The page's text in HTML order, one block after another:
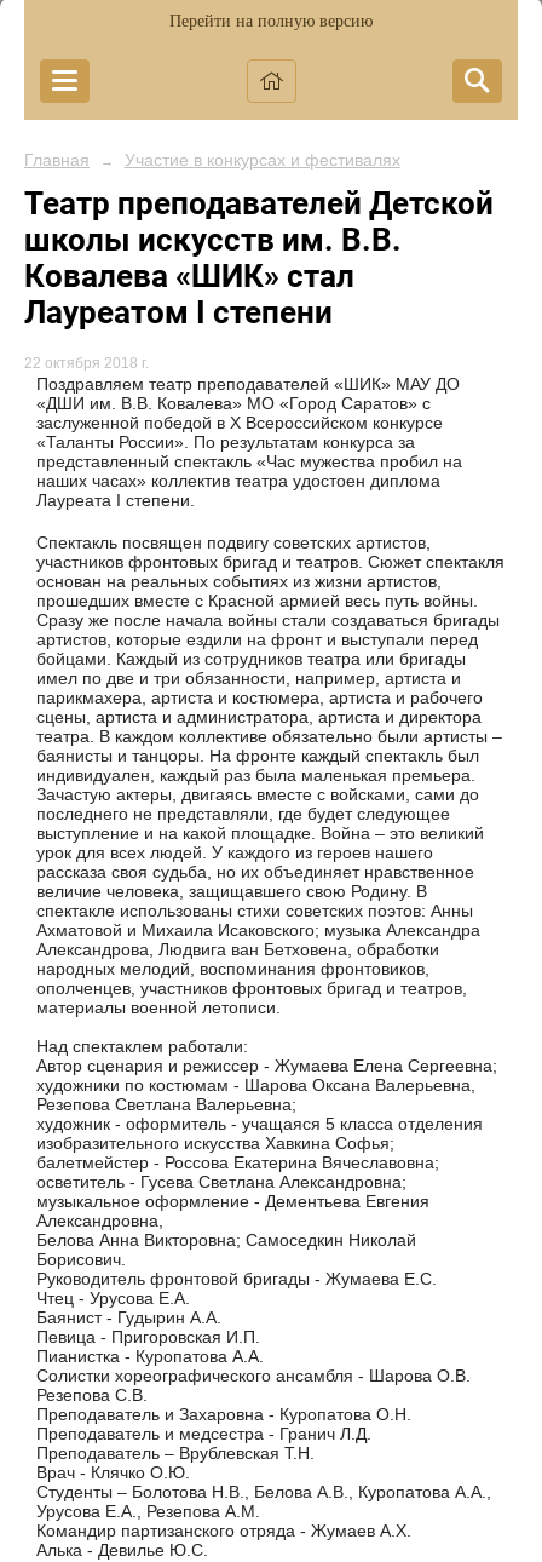
Перейти на полную версию
Главная → Участие в конкурсах и фестивалях
Театр преподавателей Детской
школы искусств им. В.В.
Ковалева «ШИК» стал
Лауреатом I степени
22 октября 2018 г.
Поздравляем театр преподавателей «ШИК» МАУ ДО
«ДШИ им. В.В. Ковалева» МО «Город Саратов» с
заслуженной победой в X Всероссийском конкурсе
«Таланты России». По результатам конкурса за
представленный спектакль «Час мужества пробил на
наших часах» коллектив театра удостоен диплома
Лауреата I степени.
Спектакль посвящен подвигу советских артистов,
участников фронтовых бригад и театров. Сюжет спектакля
основан на реальных событиях из жизни артистов,
прошедших вместе с Красной армией весь путь войны.
Сразу же после начала войны стали создаваться бригады
артистов, которые ездили на фронт и выступали перед
бойцами. Каждый из сотрудников театра или бригады
имел по две и три обязанности, например, артиста и
парикмахера, артиста и костюмера, артиста и рабочего
сцены, артиста и администратора, артиста и директора
театра. В каждом коллективе обязательно были артисты –
баянисты и танцоры. На фронте каждый спектакль был
индивидуален, каждый раз была маленькая премьера.
Зачастую актеры, двигаясь вместе с войсками, сами до
последнего не представляли, где будет следующее
выступление и на какой площадке. Война – это великий
урок для всех людей. У каждого из героев нашего
рассказа своя судьба, но их объединяет нравственное
величие человека, защищавшего свою Родину. В
спектакле использованы стихи советских поэтов: Анны
Ахматовой и Михаила Исаковского; музыка Александра
Александрова, Людвига ван Бетховена, обработки
народных мелодий, воспоминания фронтовиков,
ополченцев, участников фронтовых бригад и театров,
материалы военной летописи.
Над спектаклем работали:
Автор сценария и режиссер - Жумаева Елена Сергеевна;
художники по костюмам - Шарова Оксана Валерьевна,
Резепова Светлана Валерьевна;
художник - оформитель - учащаяся 5 класса отделения
изобразительного искусства Хавкина Софья;
балетмейстер - Россова Екатерина Вячеславовна;
осветитель - Гусева Светлана Александровна;
музыкальное оформление - Дементьева Евгения
Александровна,
Белова Анна Викторовна; Самоседкин Николай
Борисович.
Руководитель фронтовой бригады - Жумаева Е.С.
Чтец - Урусова Е.А.
Баянист - Гудырин А.А.
Певица - Пригоровская И.П.
Пианистка - Куропатова А.А.
Солистки хореографического ансамбля - Шарова О.В.
Резепова С.В.
Преподаватель и Захаровна - Куропатова О.Н.
Преподаватель и медсестра - Гранич Л.Д.
Преподаватель – Врублевская Т.Н.
Врач - Клячко О.Ю.
Студенты – Болотова Н.В., Белова А.В., Куропатова А.А.,
Урусова Е.А., Резепова А.М.
Командир партизанского отряда - Жумаев А.Х.
Алька - Девилье Ю.С.